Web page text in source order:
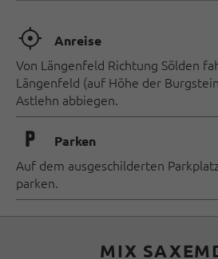
🞞 Anreise
Von Längenfeld Richtung Sölden
Längenfeld (auf Höhe der
Astlehn abbiegen.
🐈 Parken
Auf dem ausgeschilderten
parken.
MIX